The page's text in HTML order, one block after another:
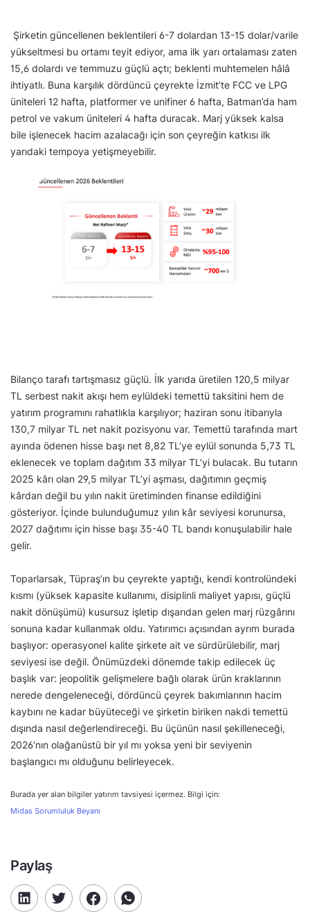
Şirketin güncellenen beklentileri 6-7 dolardan 13-15 dolar/varile
yükseltmesi bu ortamı teyit ediyor, ama ilk yarı ortalaması zaten
15,6 dolardı ve temmuzu güçlü açtı; beklenti muhtemelen hâlâ
ihtiyatlı. Buna karşılık dördüncü çeyrekte İzmit’te FCC ve LPG
üniteleri 12 hafta, platformer ve unifiner 6 hafta, Batman’da ham
petrol ve vakum üniteleri 4 hafta duracak. Marj yüksek kalsa
bile işlenecek hacim azalacağı için son çeyreğin katkısı ilk
yarıdaki tempoya yetişmeyebilir.
Bilanço tarafı tartışmasız güçlü. İlk yarıda üretilen 120,5 milyar
TL serbest nakit akışı hem eylüldeki temettü taksitini hem de
yatırım programını rahatlıkla karşılıyor; haziran sonu itibarıyla
130,7 milyar TL net nakit pozisyonu var. Temettü tarafında mart
ayında ödenen hisse başı net 8,82 TL’ye eylül sonunda 5,73 TL
eklenecek ve toplam dağıtım 33 milyar TL’yi bulacak. Bu tutarın
2025 kârı olan 29,5 milyar TL’yi aşması, dağıtımın geçmiş
kârdan değil bu yılın nakit üretiminden finanse edildiğini
gösteriyor. İçinde bulunduğumuz yılın kâr seviyesi korunursa,
2027 dağıtımı için hisse başı 35-40 TL bandı konuşulabilir hale
gelir.
Toparlarsak, Tüpraş’ın bu çeyrekte yaptığı, kendi kontrolündeki
kısmı (yüksek kapasite kullanımı, disiplinli maliyet yapısı, güçlü
nakit dönüşümü) kusursuz işletip dışarıdan gelen marj rüzgârını
sonuna kadar kullanmak oldu. Yatırımcı açısından ayrım burada
başlıyor: operasyonel kalite şirkete ait ve sürdürülebilir, marj
seviyesi ise değil. Önümüzdeki dönemde takip edilecek üç
başlık var: jeopolitik gelişmelere bağlı olarak ürün kraklarının
nerede dengeleneceği, dördüncü çeyrek bakımlarının hacim
kaybını ne kadar büyüteceği ve şirketin biriken nakdi temettü
dışında nasıl değerlendireceği. Bu üçünün nasıl şekilleneceği,
2026’nın olağanüstü bir yıl mı yoksa yeni bir seviyenin
başlangıcı mı olduğunu belirleyecek.
Burada yer alan bilgiler yatırım tavsiyesi içermez. Bilgi için:
Midas Sorumluluk Beyanı
Paylaş